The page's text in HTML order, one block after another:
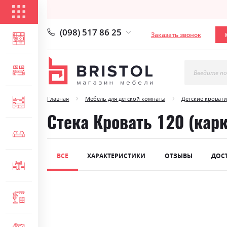
ГОСТИНАЯ
СПАЛЬНЯ
ДЕТСКАЯ
МЯГКАЯ МЕБЕЛЬ
(098) 517 86 25 Заказать звонок
Введите
Главная Мебель для детской комнаты Детские кровати
Стека Кровать 120
ВСЕ ХАРАКТЕРИСТИКИ ОТЗЫВЫ